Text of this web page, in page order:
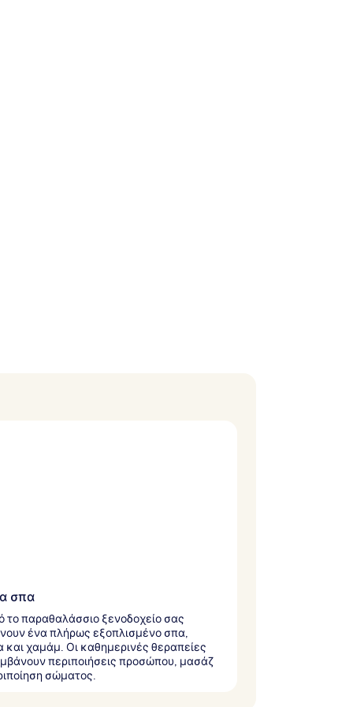
σπα
το παραθαλάσσιο ξενοδοχείο σας
ένα πλήρως εξοπλισμένο σπα,
και χαμάμ. Οι καθημερινές θεραπείες
περιποιήσεις προσώπου, μασάζ
σώματος.